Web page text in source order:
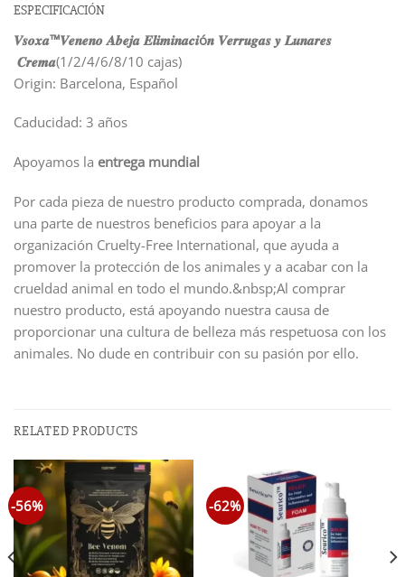
ESPECIFICACIÓN
𝑽𝒔𝒐𝒙𝒂™𝑽𝒆𝒏𝒆𝒏𝒐 𝑨𝒃𝒆𝒋𝒂 𝑬𝒍𝒊𝒎𝒊𝒏𝒂𝒄𝒊ó𝒏 𝑽𝒆𝒓𝒓𝒖𝒈𝒂𝒔 𝒚 𝑳𝒖𝒏𝒂𝒓𝒆𝒔
𝑪𝒓𝒆𝒎𝒂(1/2/4/6/8/10 cajas)
Origin: Barcelona, Español
Caducidad: 3 años
Apoyamos la entrega mundial
Por cada pieza de nuestro producto comprada, donamos
una parte de nuestros beneficios para apoyar a la
organización Cruelty-Free International, que ayuda a
promover la protección de los animales y a acabar con la
crueldad animal en todo el mundo.&nbsp;Al comprar
nuestro producto, está apoyando nuestra causa de
proporcionar una cultura de belleza más respetuosa con los
animales. No dude en contribuir con su pasión por ello.
RELATED PRODUCTS
-56% -62%